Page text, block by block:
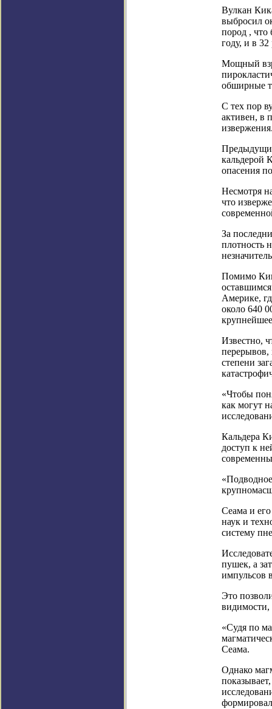
Вулкан
выбросил
пород , что
году, и в
Мощный
обширные
С тех пор
активен, в
кальдерой
опасения
Несмотря
что
За
плотность
Помимо
Америке,
около 640
Известно,
перерывов,
степени
«Чтобы
как могут
Кальдера
доступ к
Сеама и
наук и
систему
пушек, а
импульсов
Это
«Судя по
Сеама.
Однако